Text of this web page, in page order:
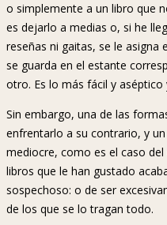
o simplemente a un libro que
es dejarlo a medias o, si he
reseñas ni gaitas, se le asigna
se guarda en el estante
otro. Es lo más fácil y
Sin embargo, una de las
enfrentarlo a su contrario, y
mediocre, como es el caso
libros que le han gustado
sospechoso: o de ser
de los que se lo tragan todo.